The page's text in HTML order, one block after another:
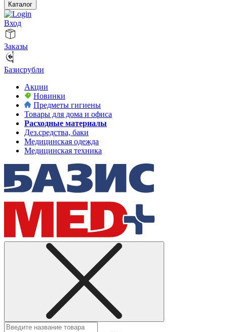
Каталог
Вход
Заказы
Базисрубли
Акции
Новинки
Предметы гигиены
Товары для дома и офиса
Расходные материалы
Дез.средства, баки
Медицинская одежда
Медицинская техника